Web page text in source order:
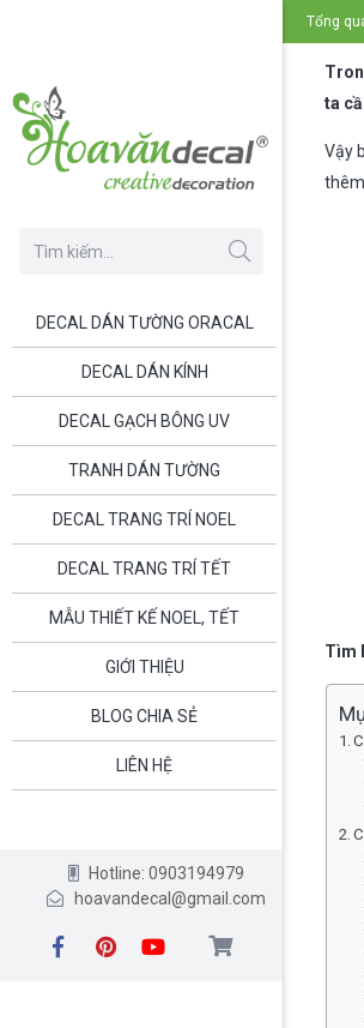
DECAL DÁN TƯỜNG ORACAL
DECAL DÁN KÍNH
DECAL GẠCH BÔNG UV
TRANH DÁN TƯỜNG
DECAL TRANG TRÍ NOEL
DECAL TRANG TRÍ TẾT
MẪU THIẾT KẾ NOEL, TẾT
GIỚI THIỆU
BLOG CHIA SẺ
LIÊN HỆ
Hotline: 0903194979
hoavandecal@gmail.com
Tổng
ta
Vậy
Tìm